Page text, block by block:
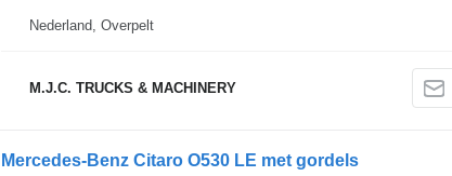
Nederland, Overpelt
M.J.C. TRUCKS & MACHINERY
Mercedes-Benz Citaro O530 LE met gordels